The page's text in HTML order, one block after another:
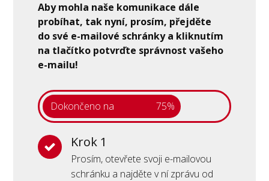
Aby mohla naše komunikace dále
probíhat, tak nyní, prosím, přejděte
do své e-mailové schránky a kliknutím
na tlačítko potvrďte správnost vašeho
e-mailu!
Dokončeno na 75%
Krok 1
Prosím, otevřete svoji e-mailovou
schránku a najděte v ní zprávu od